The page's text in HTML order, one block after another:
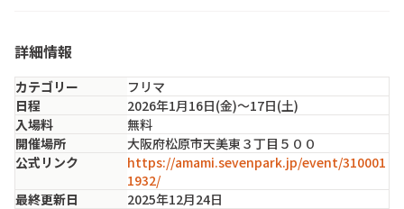
詳細情報
カテゴリー
フリマ
日程
2026年1月16日(金)〜17日(土)
入場料
無料
開催場所
大阪府松原市天美東３丁目５００
公式リンク
https://amami.sevenpark.jp/event/310001
1932/
最終更新日
2025年12月24日